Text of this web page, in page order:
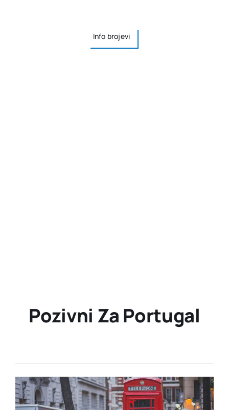
Info brojevi
Pozivni Za Portugal